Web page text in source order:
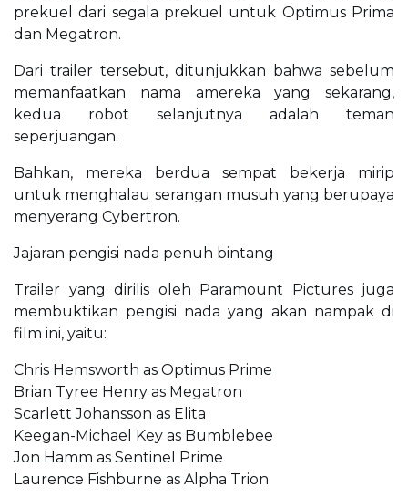
prekuel dari segala prekuel untuk Optimus Prima
dan Megatron.
Dari trailer tersebut, ditunjukkan bahwa sebelum
memanfaatkan nama amereka yang sekarang,
kedua robot selanjutnya adalah teman
seperjuangan.
Bahkan, mereka berdua sempat bekerja mirip
untuk menghalau serangan musuh yang berupaya
menyerang Cybertron.
Jajaran pengisi nada penuh bintang
Trailer yang dirilis oleh Paramount Pictures juga
membuktikan pengisi nada yang akan nampak di
film ini, yaitu:
Chris Hemsworth as Optimus Prime
Brian Tyree Henry as Megatron
Scarlett Johansson as Elita
Keegan-Michael Key as Bumblebee
Jon Hamm as Sentinel Prime
Laurence Fishburne as Alpha Trion